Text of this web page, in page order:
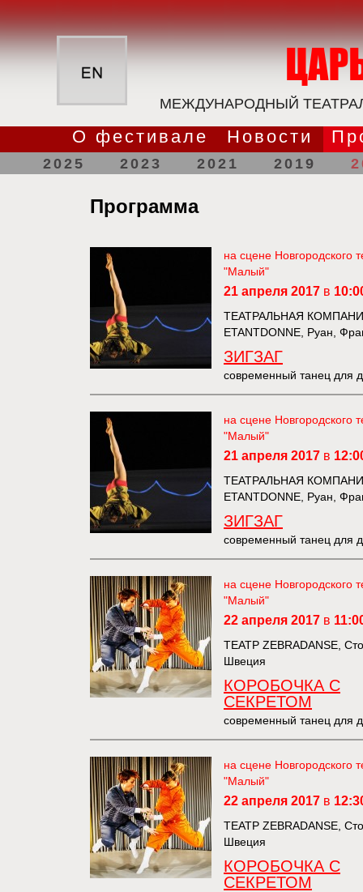
МЕЖДУНАРОДНЫЙ
О фестивале Новости
2025 2023 2021 2019
Программа
на сцене Новгородского
"Малый"
21 апреля 2017 в
ТЕАТРАЛЬНАЯ
ETANTDONNE, Руан,
ЗИГЗАГ
современный танец для
на сцене Новгородского
"Малый"
21 апреля 2017 в
ТЕАТРАЛЬНАЯ
ETANTDONNE, Руан,
ЗИГЗАГ
современный танец для
на сцене Новгородского
"Малый"
22 апреля 2017 в
ТЕАТР ZEBRADANSE,
Швеция
КОРОБОЧКА С
СЕКРЕТОМ
современный танец для
на сцене Новгородского
"Малый"
22 апреля 2017 в
ТЕАТР ZEBRADANSE,
Швеция
КОРОБОЧКА С
СЕКРЕТОМ